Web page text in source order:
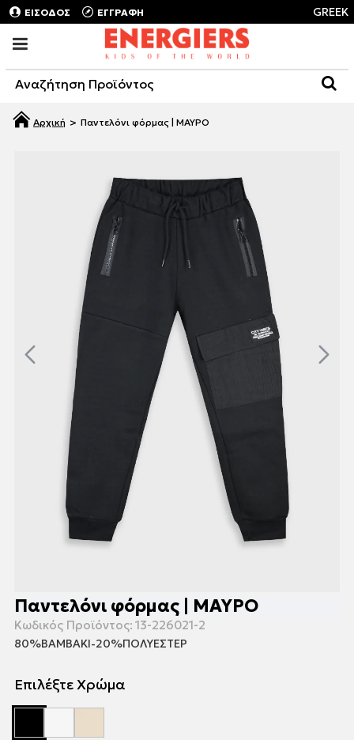
ΕΙΣΟΔΟΣ ΕΓΓΡΑΦΗ GREEK
Παντελόνι φόρμας | ΜΑΥΡΟ
Παντελόνι φόρμας | ΜΑΥΡΟ
Κωδικός Προϊόντος: 13-226021-2
80%ΒΑΜΒΑΚΙ-20%ΠΟΛΥΕΣΤΕΡ
Επιλέξτε Χρώμα